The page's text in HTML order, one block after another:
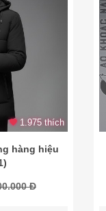
1.975 thích
hàng hiệu
Đ